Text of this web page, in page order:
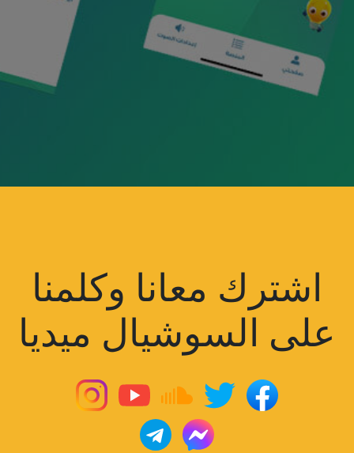
اشترك معانا وكلمنا
على السوشيال ميديا